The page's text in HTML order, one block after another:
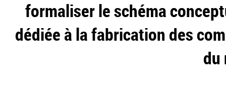
formaliser le schéma
dédiée à la fabrication des
du